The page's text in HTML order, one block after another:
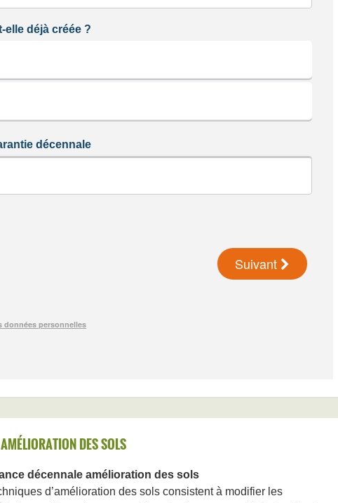
DES SOLS
décennale amélioration des sols
d’amélioration des sols consistent à modifier les